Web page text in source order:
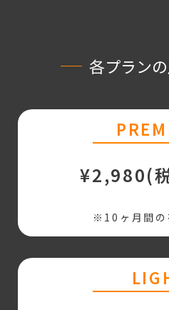
各プラン
¥2,980(
※10ヶ月間の